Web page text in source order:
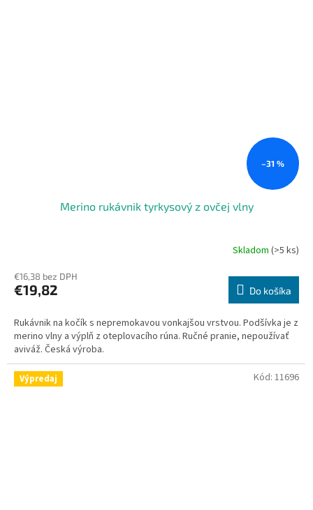
–31 %
Merino rukávnik tyrkysový z ovčej vlny
Skladom (>5 ks)
€16,38 bez DPH
€19,82 Do košíka
Rukávnik na kočík s nepremokavou vonkajšou vrstvou. Podšívka je z
merino vlny a výplň z oteplovacího rúna. Ručné pranie, nepoužívať
aviváž. Česká výroba.
Výpredaj Kód: 11696